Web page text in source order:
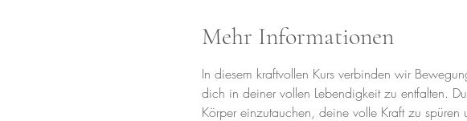
Mehr Informationen
In diesem kraftvollen Kurs verbinden wir
dich in deiner vollen Lebendigkeit zu entfalten.
Körper einzutauchen, deine volle Kraft zu